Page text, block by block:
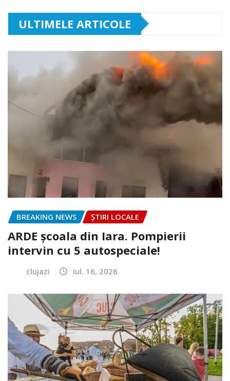
ULTIMELE ARTICOLE
BREAKING NEWS ȘTIRI LOCALE
ARDE școala din Iara. Pompierii
intervin cu 5 autospeciale!
clujazi iul. 16, 2026